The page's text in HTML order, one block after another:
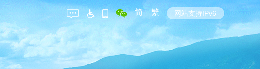
简 | 繁 网站支持IPv6